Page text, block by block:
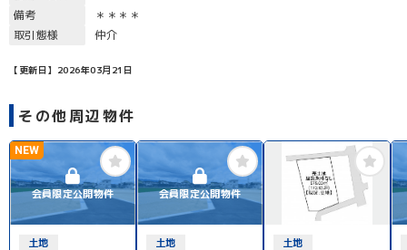
備考
＊＊＊＊
取引態様
仲介
【更新日】2026年03月21日
その他周辺物件
会員限定公開物件
NEW
土地
会員限定公開物件
土地 土地